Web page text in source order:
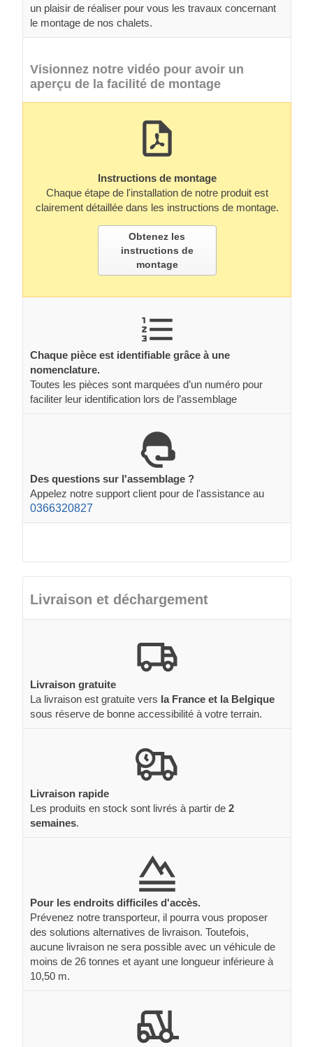
un plaisir de réaliser pour vous les travaux concernant
le montage de nos chalets.
Visionnez notre vidéo pour avoir un
aperçu de la facilité de montage
Instructions de montage
Chaque étape de l'installation de notre produit est
clairement détaillée dans les instructions de montage.
Obtenez les
instructions de
montage
Chaque pièce est identifiable grâce à une
nomenclature.
Toutes les pièces sont marquées d’un numéro pour
faciliter leur identification lors de l’assemblage
Des questions sur l'assemblage ?
Appelez notre support client pour de l'assistance au
0366320827
Livraison et déchargement
Livraison gratuite
La livraison est gratuite vers la France et la Belgique
sous réserve de bonne accessibilité à votre terrain.
Livraison rapide
Les produits en stock sont livrés à partir de 2
semaines.
Pour les endroits difficiles d'accès.
Prévenez notre transporteur, il pourra vous proposer
des solutions alternatives de livraison. Toutefois,
aucune livraison ne sera possible avec un véhicule de
moins de 26 tonnes et ayant une longueur inférieure à
10,50 m.